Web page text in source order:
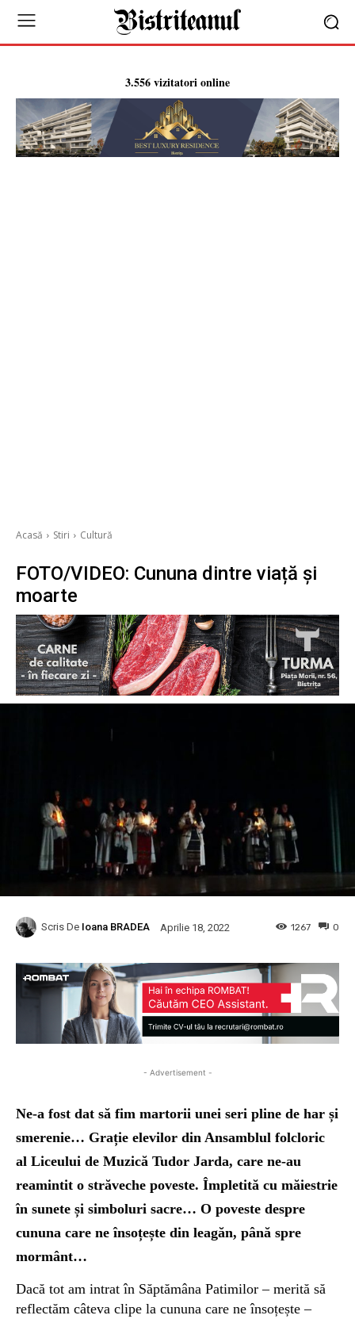
3.556 vizitatori online
Acasă Stiri Cultură
FOTO/VIDEO: Cununa dintre viață și
moarte
Scris De Ioana BRADEA Aprilie 18, 2022 0
1267
- Advertisement -
Ne-a fost dat să fim martorii unei seri pline de har și
smerenie… Grație elevilor din Ansamblul folcloric
al Liceului de Muzică Tudor Jarda, care ne-au
reamintit o străveche poveste. Împletită cu măiestrie
în sunete și simboluri sacre… O poveste despre
cununa care ne însoțește din leagăn, până spre
mormânt…
Dacă tot am intrat în Săptămâna Patimilor – merită să
reflectăm câteva clipe la cununa care ne însoțește –